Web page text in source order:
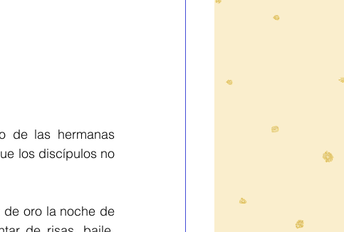
de las hermanas
los discípulos no
oro la noche de